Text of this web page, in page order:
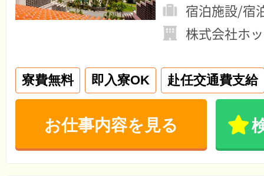
宿泊施設/宿
株式会社ホ
寮費無料 即入寮OK 赴任交通費支給
お仕事内容を見る